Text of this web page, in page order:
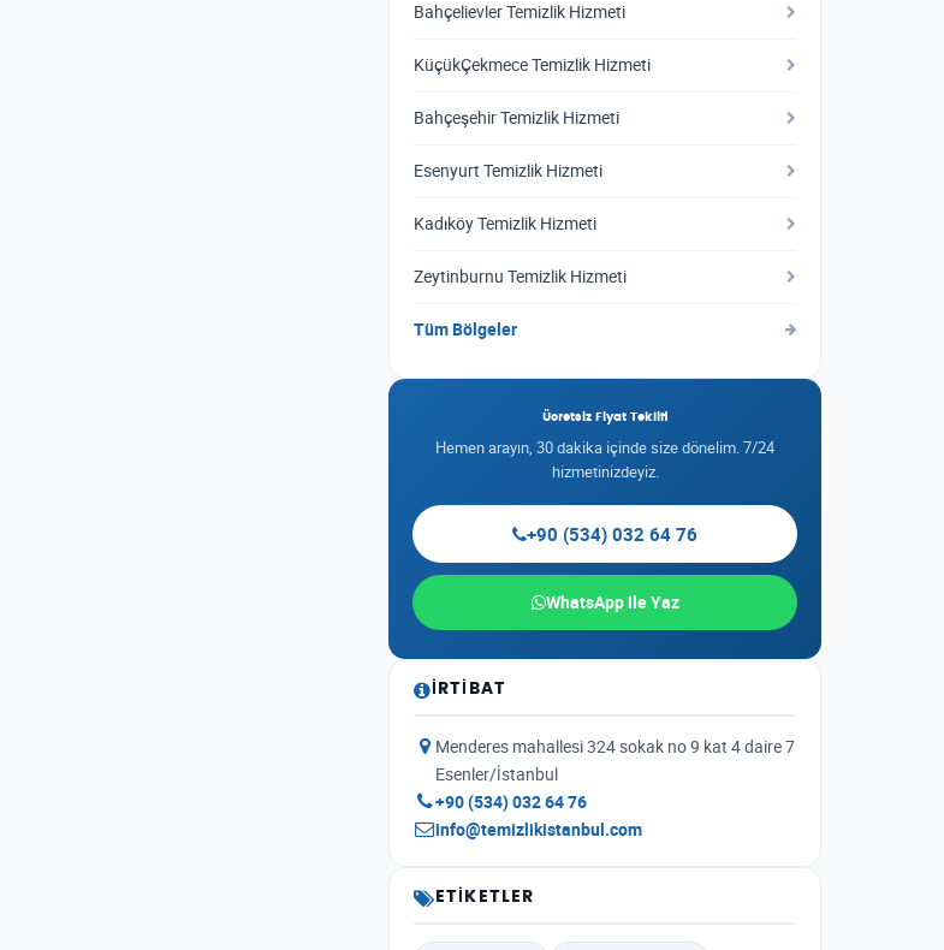
Bahçelievler Temizlik Hizmeti
KüçükÇekmece Temizlik Hizmeti
Bahçeşehir Temizlik Hizmeti
Esenyurt Temizlik Hizmeti
Kadıköy Temizlik Hizmeti
Zeytinburnu Temizlik Hizmeti
Tüm Bölgeler
Ücretsiz Fiyat Teklifi
Hemen arayın, 30 dakika içinde size dönelim. 7/24
hizmetinizdeyiz.
+90 (534) 032 64 76
WhatsApp ile Yaz
İRTIBAT
Menderes mahallesi 324 sokak no 9 kat 4 daire 7
Esenler/İstanbul
+90 (534) 032 64 76
info@temizlikistanbul.com
ETIKETLER